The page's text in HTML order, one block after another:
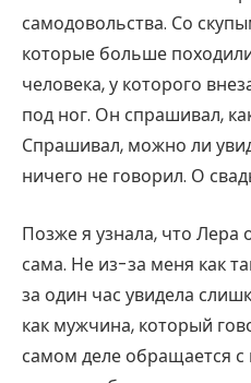
самодовольства. Со
которые больше
человека, у которого
под ног. Он спрашивал,
Спрашивал, можно ли
ничего не говорил. О
Позже я узнала, что
сама. Не из-за меня как
за один час увидела
как мужчина, который
самом деле обращается